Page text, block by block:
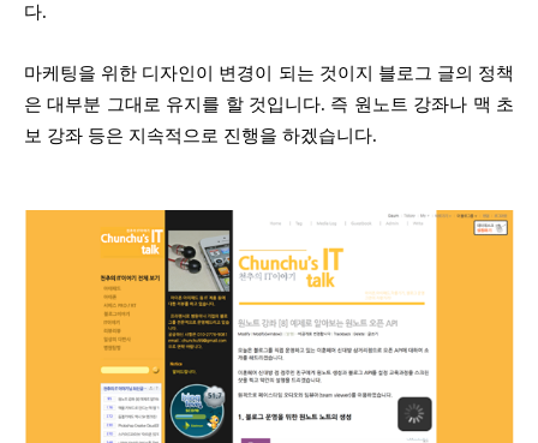
다.
마케팅을 위한 디자인이 변경이 되는 것이지 블로그 글의 정책
은 대부분 그대로 유지를 할 것입니다. 즉 원노트 강좌나 맥 초
보 강좌 등은 지속적으로 진행을 하겠습니다.